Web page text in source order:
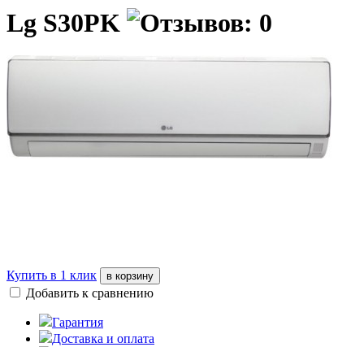
Lg S30PK
Купить в 1 клик в корзину
Добавить к сравнению
Гарантия
Доставка и оплата